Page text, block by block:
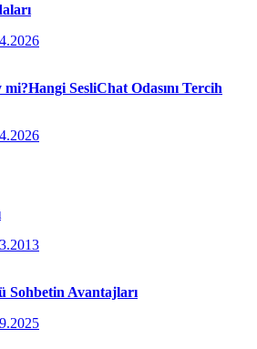
SesliChat Odasını Tercih
Sohbetin Avantajları